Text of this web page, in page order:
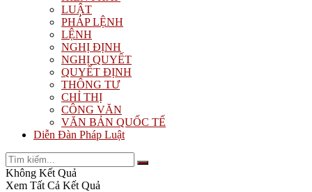
LUẬT
PHÁP LỆNH
LỆNH
NGHỊ ĐỊNH
NGHỊ QUYẾT
QUYẾT ĐỊNH
THÔNG TƯ
CHỈ THỊ
CÔNG VĂN
VĂN BẢN QUỐC TẾ
Diễn Đàn Pháp Luật
Không Kết Quả
Xem Tất Cả Kết Quả